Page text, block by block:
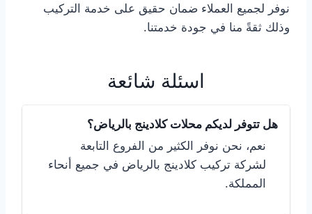
نوفر لجميع العملاء ضمان حقيق على خدمة التركيب
وذلك ثقةً منا في جودة خدمتنا.
اسئلة شائعة
هل تتوفر لديكم محلات كلادينج بالرياض؟
نعم، نحن نوفر الكثير من الفروع التابعة
لشركة تركيب كلادينج بالرياض في جميع أنحاء
المملكة.